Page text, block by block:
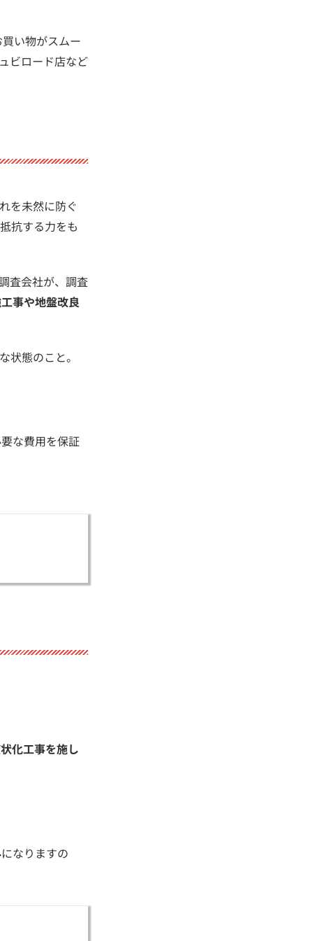
い物がスムー
ビロード店など
を未然に防ぐ
抗する力をも
査会社が、調査
事や地盤改良
状態のこと。
な費用を保証
化工事を施し
になりますの